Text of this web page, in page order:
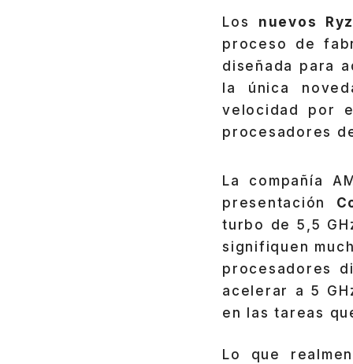
Los nuevos
proceso de
diseñada para
la única
velocidad por
procesadores
La compañía
presentación
turbo de 5,5
signifiquen
procesadores
acelerar a 5
en las tareas
Lo que